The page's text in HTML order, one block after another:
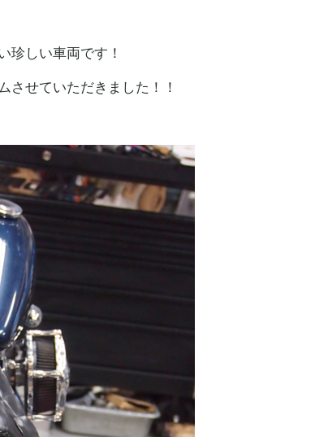
珍しい車両です！
させていただきました！！